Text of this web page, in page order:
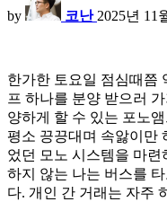
by 코난 2025년 11
한가한 토요일 점심때쯤
프 하나를 분양 받으러
양하게 할 수 있는 포노
평소 끙끙대며 속앓이만
었던 모노 시스템을 마
하지 않는 나는 버스를
다. 개인 간 거래는 자주